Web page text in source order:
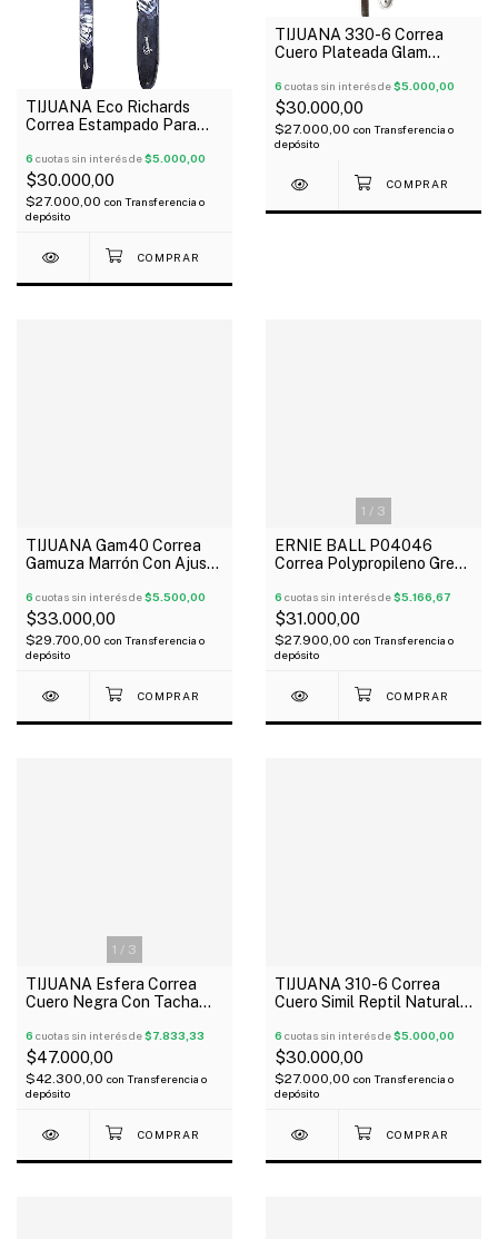
TIJUANA Eco Richards
Correa Estampado Para
6 cuotas sin interés de$5.000,00
$30.000,00
$27.000,00 con Transferencia o
depósito
TIJUANA 330-6 Correa
Cuero Plateada Glam
6 cuotas sin interés de$5.000,00
$30.000,00
$27.000,00 con Transferencia o
depósito
TIJUANA Gam40 Correa
Gamuza Marrón Con Ajuste
6 cuotas sin interés de$5.500,00
$33.000,00
$29.700,00 con Transferencia o
depósito
1 / 3
ERNIE BALL P04046
Correa Polypropileno Grey
6 cuotas sin interés de$5.166,67
$31.000,00
$27.900,00 con Transferencia o
depósito
1 / 3
TIJUANA Esfera Correa
Cuero Negra Con Tacha
6 cuotas sin interés de$7.833,33
$47.000,00
$42.300,00 con Transferencia o
depósito
TIJUANA 310-6 Correa
Cuero Simil Reptil Natural
6 cuotas sin interés de$5.000,00
$30.000,00
$27.000,00 con Transferencia o
depósito